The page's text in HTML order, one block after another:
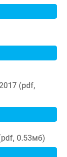
(pdf,
pdf, 0.53мб)